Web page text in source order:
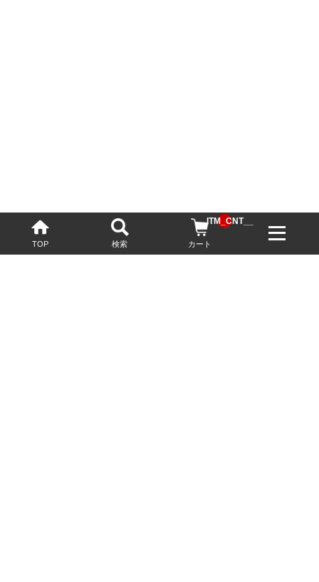
TOP 検索 カート
__ITM_CNT__